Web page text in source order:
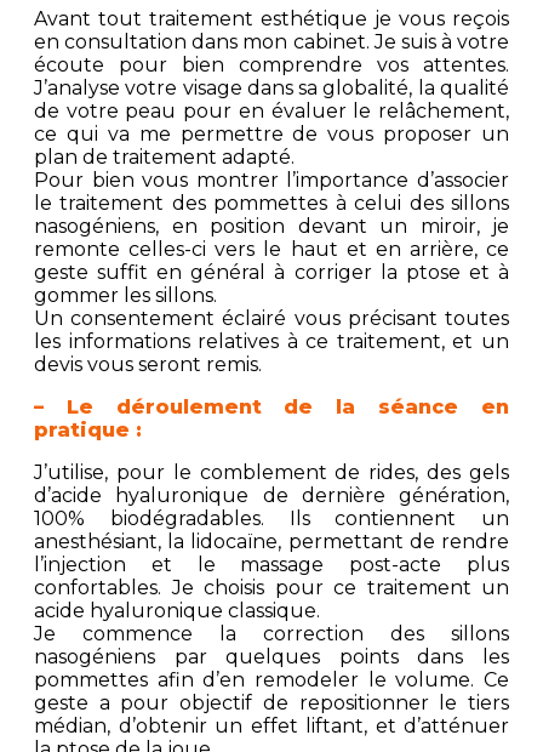
Avant tout traitement esthétique je vous reçois
en consultation dans mon cabinet. Je suis à votre
écoute pour bien comprendre vos attentes.
J’analyse votre visage dans sa globalité, la qualité
de votre peau pour en évaluer le relâchement,
ce qui va me permettre de vous proposer un
plan de traitement adapté.
Pour bien vous montrer l’importance d’associer
le traitement des pommettes à celui des sillons
nasogéniens, en position devant un miroir, je
remonte celles-ci vers le haut et en arrière, ce
geste suffit en général à corriger la ptose et à
gommer les sillons.
Un consentement éclairé vous précisant toutes
les informations relatives à ce traitement, et un
devis vous seront remis.
– Le déroulement de la séance en
pratique :
J’utilise, pour le comblement de rides, des gels
d’acide hyaluronique de dernière génération,
100% biodégradables. Ils contiennent un
anesthésiant, la lidocaïne, permettant de rendre
l’injection et le massage post-acte plus
confortables. Je choisis pour ce traitement un
acide hyaluronique classique.
Je commence la correction des sillons
nasogéniens par quelques points dans les
pommettes afin d’en remodeler le volume. Ce
geste a pour objectif de repositionner le tiers
médian, d’obtenir un effet liftant, et d’atténuer